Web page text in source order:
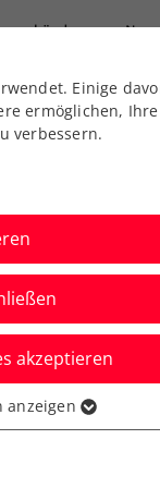
Über unsEinige
ermöglichen, Ihre
verbessern.
akzeptieren
Funktionen der
dass die
anzeigen